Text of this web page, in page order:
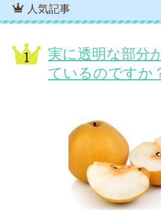
人気記事
実に透明な部分
ているのですか